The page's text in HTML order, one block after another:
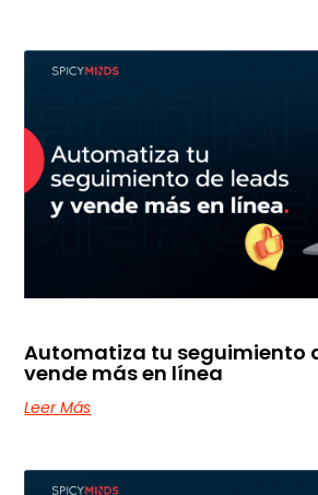
Automatiza tu seguimiento
vende más en línea
Leer Más